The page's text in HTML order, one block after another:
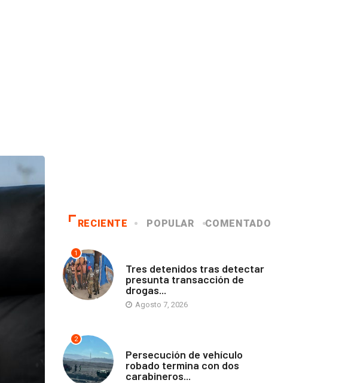
RECIENTE POPULAR COMENTADO
1
Tres detenidos tras detectar
presunta transacción de
drogas...
Agosto 7, 2026
2
Persecución de vehículo
robado termina con dos
carabineros...